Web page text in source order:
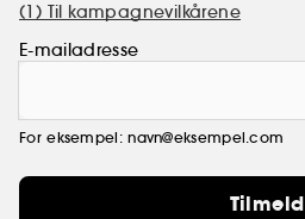
(1) Til kampagnevilkårene
E-mailadresse
For eksempel: navn@eksempel.com
Tilmeld